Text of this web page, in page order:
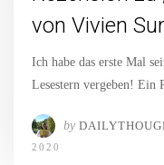
von Vivien
Ich habe das erste Mal
Lesestern vergeben!
by
2020